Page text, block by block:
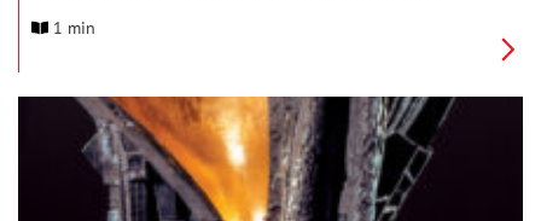
lijkt te ritselen, een zucht van wind, dwarrelende bladeren, de
1 min